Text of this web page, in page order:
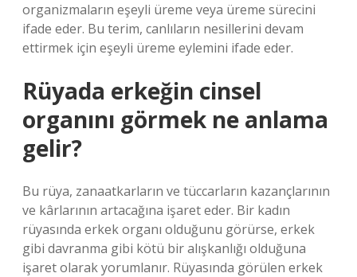
organizmaların eşeyli üreme veya üreme sürecini
ifade eder. Bu terim, canlıların nesillerini devam
ettirmek için eşeyli üreme eylemini ifade eder.
Rüyada erkeğin cinsel
organını görmek ne anlama
gelir?
Bu rüya, zanaatkarların ve tüccarların kazançlarının
ve kârlarının artacağına işaret eder. Bir kadın
rüyasında erkek organı olduğunu görürse, erkek
gibi davranma gibi kötü bir alışkanlığı olduğuna
işaret olarak yorumlanır. Rüyasında görülen erkek